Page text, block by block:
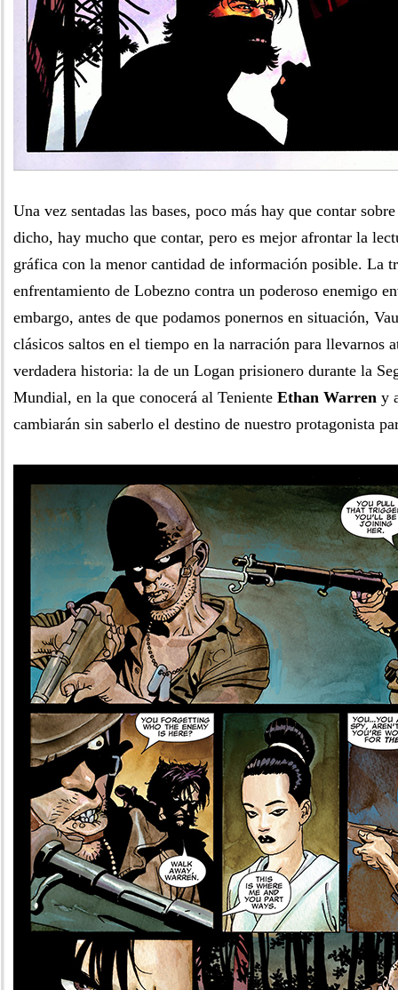
Una vez sentadas las bases, poco más hay que contar
dicho, hay mucho que contar, pero es mejor afrontar la
gráfica con la menor cantidad de información posible. La
enfrentamiento de Lobezno contra un poderoso enemigo
embargo, antes de que podamos ponernos en situación,
clásicos saltos en el tiempo en la narración para llevarnos
verdadera historia: la de un Logan prisionero durante la
Mundial, en la que conocerá al Teniente Ethan Warren y
cambiarán sin saberlo el destino de nuestro protagonista